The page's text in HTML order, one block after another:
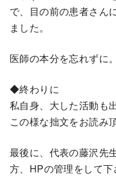
で、目の前の患者さん
ました。
医師の本分を忘れずに。
◆終わりに
私自身、大した活動も
この様な拙文をお読み
最後に、代表の藤沢先
方、HPの管理をして